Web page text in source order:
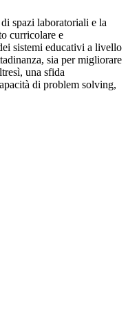
spazi laboratoriali e la
curricolare e
sistemi educativi a livello
sia per migliorare
una sfida
di problem solving,